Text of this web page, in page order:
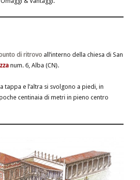
di ritrovoall’interno della chiesa di San
num. 6, Alba (CN).
tappa e l’altra si svolgono a piedi, in
centinaia di metri in pieno centro